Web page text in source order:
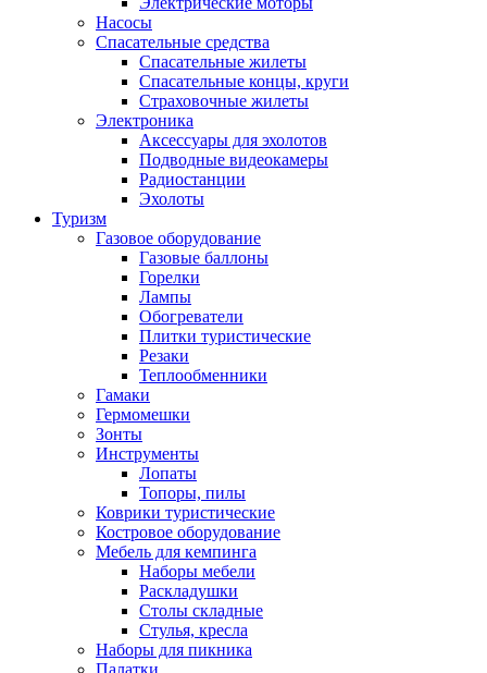
Насосы
Спасательные средства
Спасательные жилеты
Спасательные концы, круги
Страховочные жилеты
Электроника
Аксессуары для эхолотов
Подводные видеокамеры
Радиостанции
Эхолоты
Туризм
Газовое оборудование
Газовые баллоны
Горелки
Лампы
Обогреватели
Плитки туристические
Резаки
Теплообменники
Гамаки
Гермомешки
Зонты
Инструменты
Лопаты
Топоры, пилы
Коврики туристические
Костровое оборудование
Мебель для кемпинга
Наборы мебели
Раскладушки
Столы складные
Стулья, кресла
Наборы для пикника
Палатки